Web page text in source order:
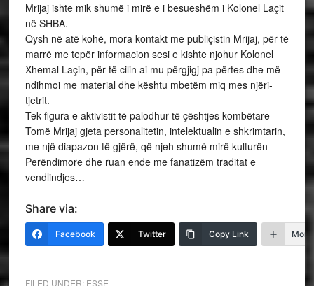
Mrijaj ishte mik shumë i mirë e i besueshëm i Kolonel Laçit
në SHBA.
Qysh në atë kohë, mora kontakt me publiçistin Mrijaj, për të
marrë me tepër informacion sesi e kishte njohur Kolonel
Xhemal Laçin, për të cilin ai mu përgjigj pa përtes dhe më
ndihmoi me material dhe kështu mbetëm miq mes njëri-
tjetrit.
Tek figura e aktivistit të palodhur të çështjes kombëtare
Tomë Mrijaj gjeta personalitetin, intelektualin e shkrimtarin,
me një diapazon të gjërë, që njeh shumë mirë kulturën
Perëndimore dhe ruan ende me fanatizëm traditat e
vendlindjes…
Share via:
Facebook Twitter Copy Link More
FILED UNDER: ESSE